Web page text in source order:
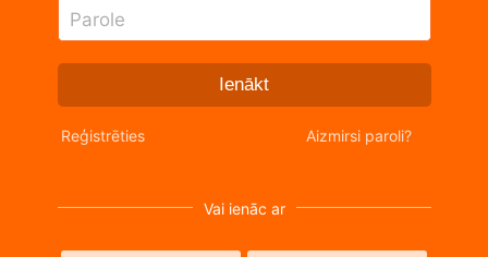
Parole
Ienākt
Reģistrēties Aizmirsi paroli?
Vai ienāc ar